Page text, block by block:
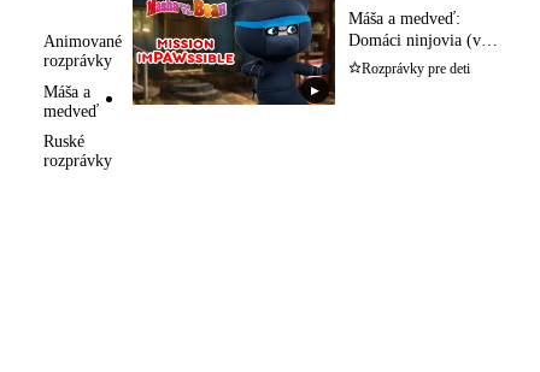
Animované
rozprávky
Máša a
medveď
Ruské
rozprávky
▶
Máša a medveď:
Domáci ninjovia (v
slovenčine)
Rozprávky pre deti